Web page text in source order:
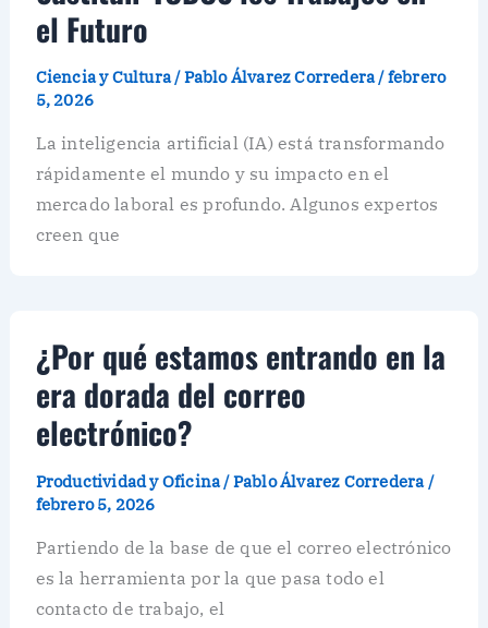
el Futuro
Ciencia y Cultura/Pablo Álvarez Corredera/febrero
5, 2026
La inteligencia artificial (IA) está transformando
rápidamente el mundo y su impacto en el
mercado laboral es profundo. Algunos expertos
creen que
¿Por qué estamos entrando en la
era dorada del correo
electrónico?
Productividad y Oficina/Pablo Álvarez Corredera/
febrero 5, 2026
Partiendo de la base de que el correo electrónico
es la herramienta por la que pasa todo el
contacto de trabajo, el